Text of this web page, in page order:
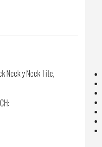
Neck y Neck Tite,